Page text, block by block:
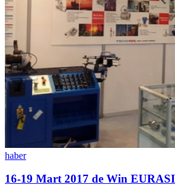
haber
16-19 Mart 2017 de Win